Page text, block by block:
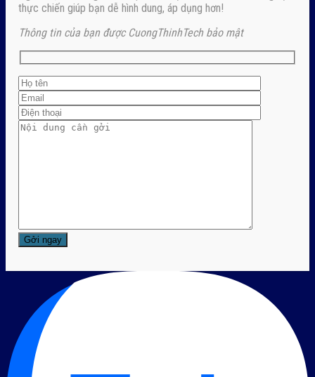
thực chiến giúp bạn dễ hình dung, áp dụng hơn!
Thông tin của bạn được CuongThinhTech bảo mật